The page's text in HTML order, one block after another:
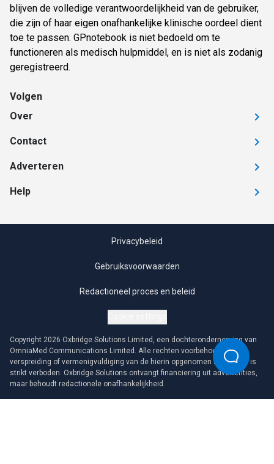
blijven de volledige verantwoordelijkheid van de gebruiker,
die zijn of haar eigen onafhankelijke klinische oordeel dient
toe te passen. GPnotebook is niet bedoeld om te
functioneren als medisch hulpmiddel, en is niet als zodanig
geregistreerd.
Volgen
Over
Contact
Adverteren
Help
Privacybeleid
Gebruiksvoorwaarden
Redactioneel proces en beleid
Copyright 2026 Oxbridge Solutions Limited, een dochteronderneming van
OmniaMed Communications Limited. Alle rechten voorbehouden. Elke
verspreiding of vermenigvuldiging van de hierin opgenomen informatie is
strikt verboden. Oxbridge Solutions ontvangt financiering uit advertenties,
maar behoudt redactionele onafhankelijkheid.